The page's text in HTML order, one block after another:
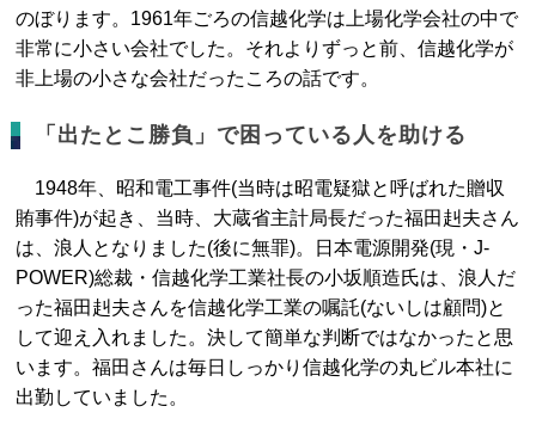
のぼります。1961年ごろの信越化学は上場化学会社の中で
非常に小さい会社でした。それよりずっと前、信越化学が
非上場の小さな会社だったころの話です。
「出たとこ勝負」で困っている人を助ける
1948年、昭和電工事件(当時は昭電疑獄と呼ばれた贈収
賄事件)が起き、当時、大蔵省主計局長だった福田赳夫さん
は、浪人となりました(後に無罪)。日本電源開発(現・J-
POWER)総裁・信越化学工業社長の小坂順造氏は、浪人だ
った福田赳夫さんを信越化学工業の嘱託(ないしは顧問)と
して迎え入れました。決して簡単な判断ではなかったと思
います。福田さんは毎日しっかり信越化学の丸ビル本社に
出勤していました。